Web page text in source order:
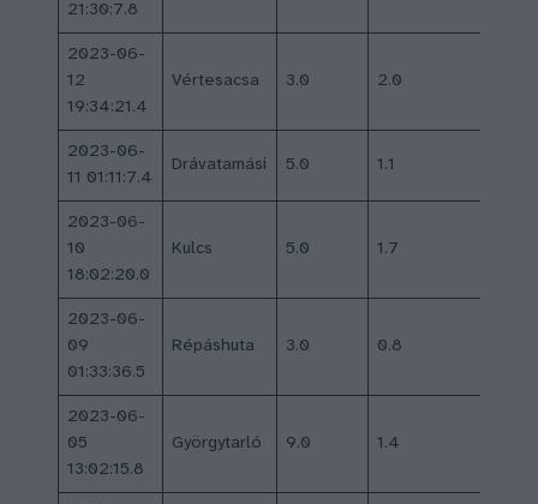
21:30:7.8
2023-06-
12
19:34:21.4
Vértesacsa 3.0 2.0
2023-06-
11 01:11:7.4
Drávatamási 5.0 1.1
2023-06-
10
18:02:20.0
Kulcs 5.0 1.7
2023-06-
09
01:33:36.5
Répáshuta 3.0 0.8
2023-06-
05
13:02:15.8
Györgytarló 9.0 1.4